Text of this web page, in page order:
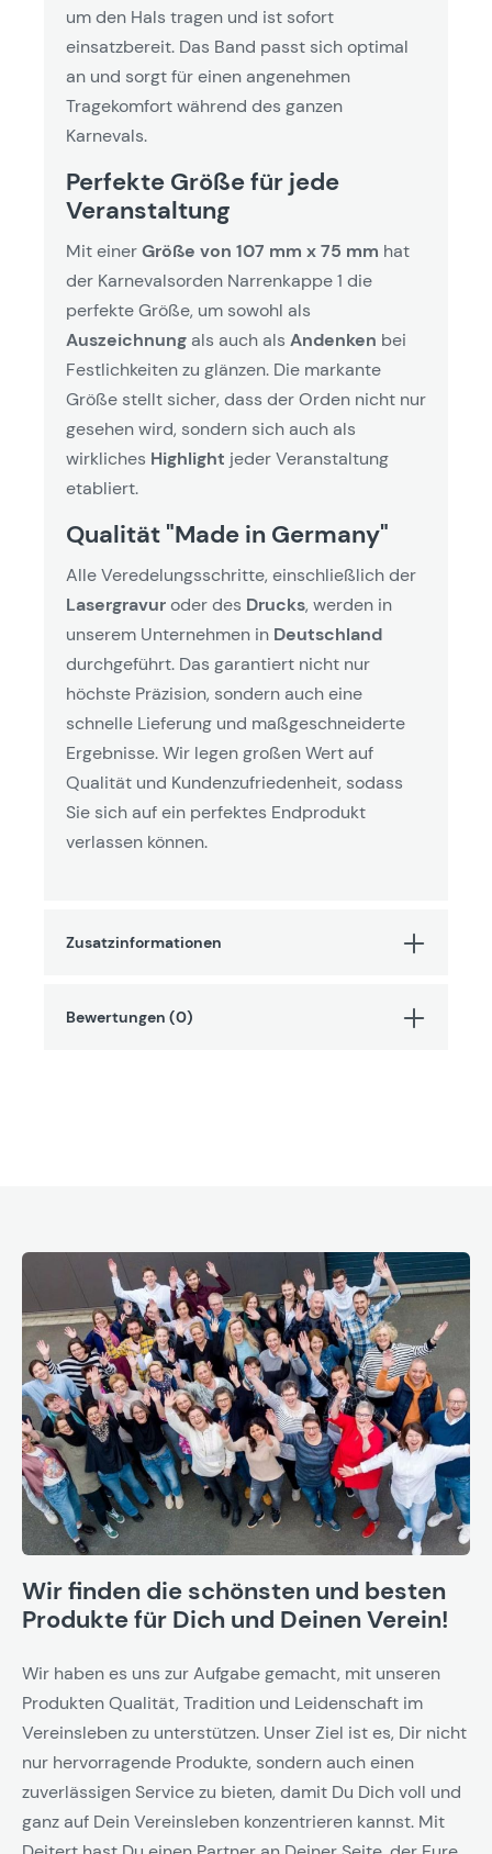
um den Hals tragen und ist sofort
einsatzbereit. Das Band passt sich optimal
an und sorgt für einen angenehmen
Tragekomfort während des ganzen
Karnevals.
Perfekte Größe für jede
Veranstaltung
Mit einerGröße von 107 mm x 75 mm hat
der Karnevalsorden Narrenkappe 1 die
perfekte Größe, um sowohl als
Auszeichnungals auch als Andenken bei
Festlichkeiten zu glänzen. Die markante
Größe stellt sicher, dass der Orden nicht nur
gesehen wird, sondern sich auch als
wirkliches Highlight jeder Veranstaltung
etabliert.
Qualität "Made in Germany"
Alle Veredelungsschritte, einschließlich der
Lasergravuroder des Drucks, werden in
unserem Unternehmen in Deutschland
durchgeführt. Das garantiert nicht nur
höchste Präzision, sondern auch eine
schnelle Lieferung und maßgeschneiderte
Ergebnisse. Wir legen großen Wert auf
Qualität und Kundenzufriedenheit, sodass
Sie sich auf ein perfektes Endprodukt
verlassen können.
Zusatzinformationen
Bewertungen (0)
Wir finden die schönsten und besten
Produkte für Dich und Deinen Verein!
Wir haben es uns zur Aufgabe gemacht, mit unseren
Produkten Qualität, Tradition und Leidenschaft im
Vereinsleben zu unterstützen. Unser Ziel ist es, Dir nicht
nur hervorragende Produkte, sondern auch einen
zuverlässigen Service zu bieten, damit Du Dich voll und
ganz auf Dein Vereinsleben konzentrieren kannst. Mit